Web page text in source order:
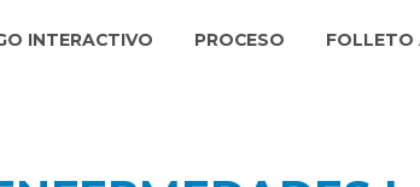
INTERACTIVO PROCESO FOLLETO